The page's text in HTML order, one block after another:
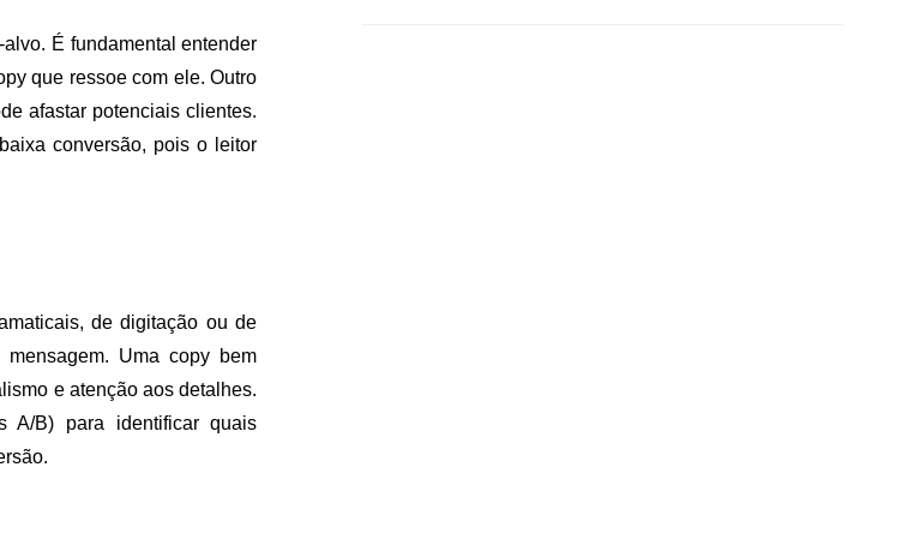
É fundamental entender
que ressoe com ele. Outro
afastar potenciais clientes.
conversão, pois o leitor
de digitação ou de
Uma copy bem
e atenção aos detalhes.
A/B) para identificar quais